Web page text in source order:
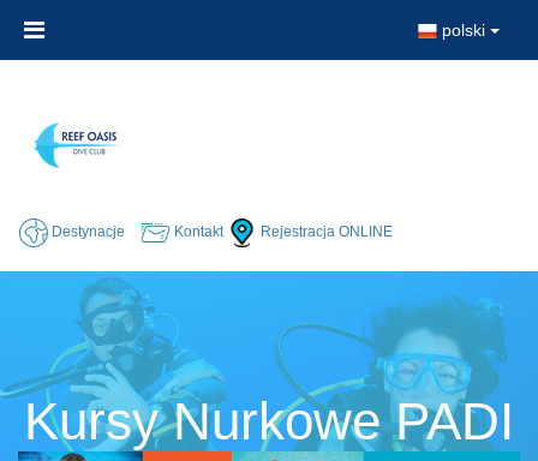
polski
Destynacje Kontakt Rejestracja ONLINE
Kursy Nurkowe PADI